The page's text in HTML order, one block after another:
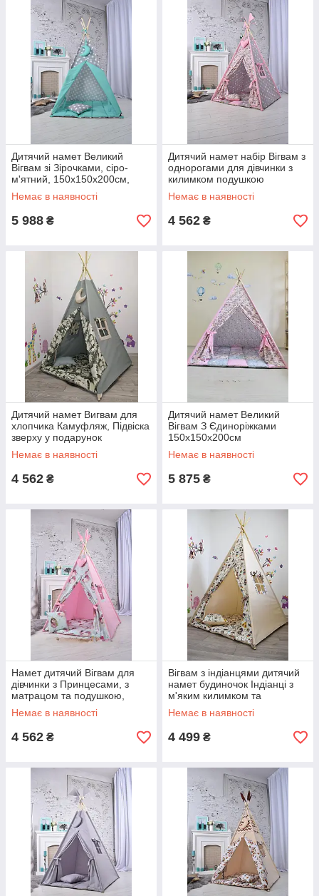
Дитячий намет Великий
Вігвам зі Зірочками, сіро-
м'ятний, 150х150х200см,
Підвіска зверху в подарунок
Немає в наявності
5 988 ₴
Дитячий намет набір Вігвам з
однорогами для дівчинки з
килимком подушкою
"Єдинороги з рожевими
зірочками"
Немає в наявності
4 562 ₴
Дитячий намет Вигвам для
хлопчика Камуфляж, Підвіска
зверху у подарунок
Немає в наявності
4 562 ₴
Дитячий намет Великий
Вігвам З Єдиноріжками
150х150х200см
Немає в наявності
5 875 ₴
Намет дитячий Вігвам для
дівчинки з Принцесами, з
матрацом та подушкою,
Підвіска сердечко - у
подарунок
Немає в наявності
4 562 ₴
Вігвам з індіанцями дитячий
намет будиночок Індіанці з
м'яким килимком та
подушкою бежевий
Немає в наявності
4 499 ₴